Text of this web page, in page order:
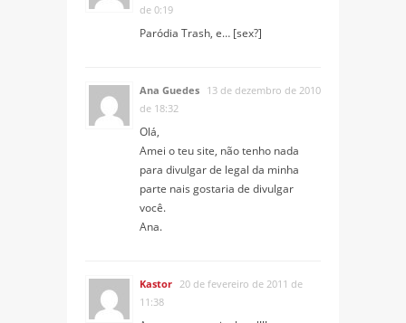
de 0:19
Paródia Trash, e… [sex?]
Ana Guedes 13 de dezembro de 2010
de 18:32
Olá,
Amei o teu site, não tenho nada
para divulgar de legal da minha
parte nais gostaria de divulgar
você.
Ana.
Kastor 20 de fevereiro de 2011 de
11:38